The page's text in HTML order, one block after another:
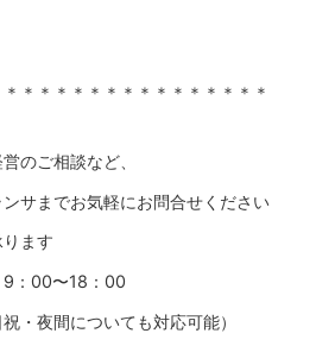
＊＊＊＊＊＊＊＊＊＊＊＊＊＊＊
のご相談など、
サまでお気軽にお問合せください
ます
：00〜18：00
・夜間についても対応可能）